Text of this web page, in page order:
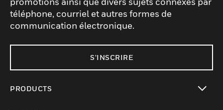
téléphone, courriel et autres formes de
communication électronique.
S'INSCRIRE
PRODUCTS